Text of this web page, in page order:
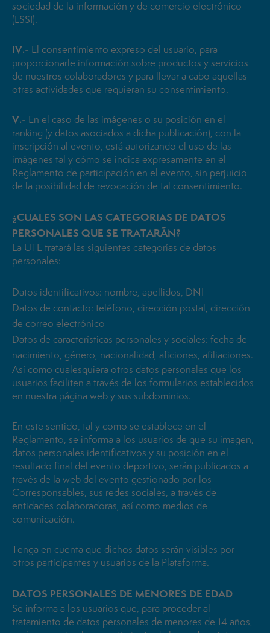
sociedad de la información y de comercio electrónico
(LSSI).
IV.- El consentimiento expreso del usuario, para
proporcionarle información sobre productos y servicios
de nuestros colaboradores y para llevar a cabo aquellas
otras actividades que requieran su consentimiento.
V.- En el caso de las imágenes o su posición en el
ranking (y datos asociados a dicha publicación), con la
inscripción al evento, está autorizando el uso de las
imágenes tal y cómo se indica expresamente en el
Reglamento de participación en el evento, sin perjuicio
de la posibilidad de revocación de tal consentimiento.
¿CUALES SON LAS CATEGORIAS DE DATOS
PERSONALES QUE SE TRATARÁN?
La UTE tratará las siguientes categorías de datos
personales:
Datos identificativos: nombre, apellidos, DNI
Datos de contacto: teléfono, dirección postal, dirección
de correo electrónico
Datos de características personales y sociales: fecha de
nacimiento, género, nacionalidad, aficiones, afiliaciones.
Así como cualesquiera otros datos personales que los
usuarios faciliten a través de los formularios establecidos
en nuestra página web y sus subdominios.
En este sentido, tal y como se establece en el
Reglamento, se informa a los usuarios de que su imagen,
datos personales identificativos y su posición en el
resultado final del evento deportivo, serán publicados a
través de la web del evento gestionado por los
Corresponsables, sus redes sociales, a través de
entidades colaboradoras, así como medios de
comunicación.
Tenga en cuenta que dichos datos serán visibles por
otros participantes y usuarios de la Plataforma.
DATOS PERSONALES DE MENORES DE EDAD
Se informa a los usuarios que, para proceder al
tratamiento de datos personales de menores de 14 años,